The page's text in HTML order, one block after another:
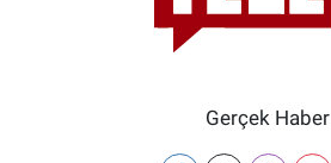
Gerçek Haber